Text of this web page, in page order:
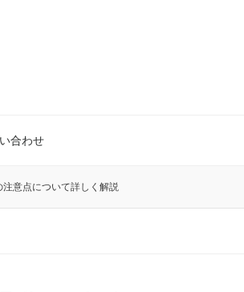
合わせ
意点について詳しく解説